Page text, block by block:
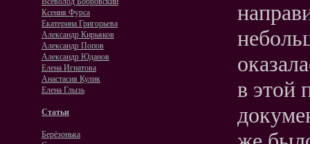
Ксения Фурса
Екатерина Григорьева
Александр Кирьяков
Александр Попов
Александр Юданов
Елена Игнатова
Анастасия Кулик
Елена Глызь
Статьи
Берёзонька
в этой